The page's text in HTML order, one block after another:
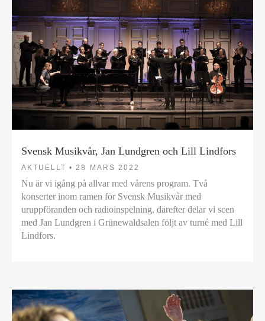
Svensk Musikvår, Jan Lundgren och Lill Lindfors
AKTUELLT • 28 MARS 2022
Nu är vi igång på allvar med vårens program. Två
konserter inom ramen för Svensk Musikvår med
uruppföranden och radioinspelning, därefter delar vi scen
med Jan Lundgren i Grünewaldsalen följt av turné med Lill
Lindfors.